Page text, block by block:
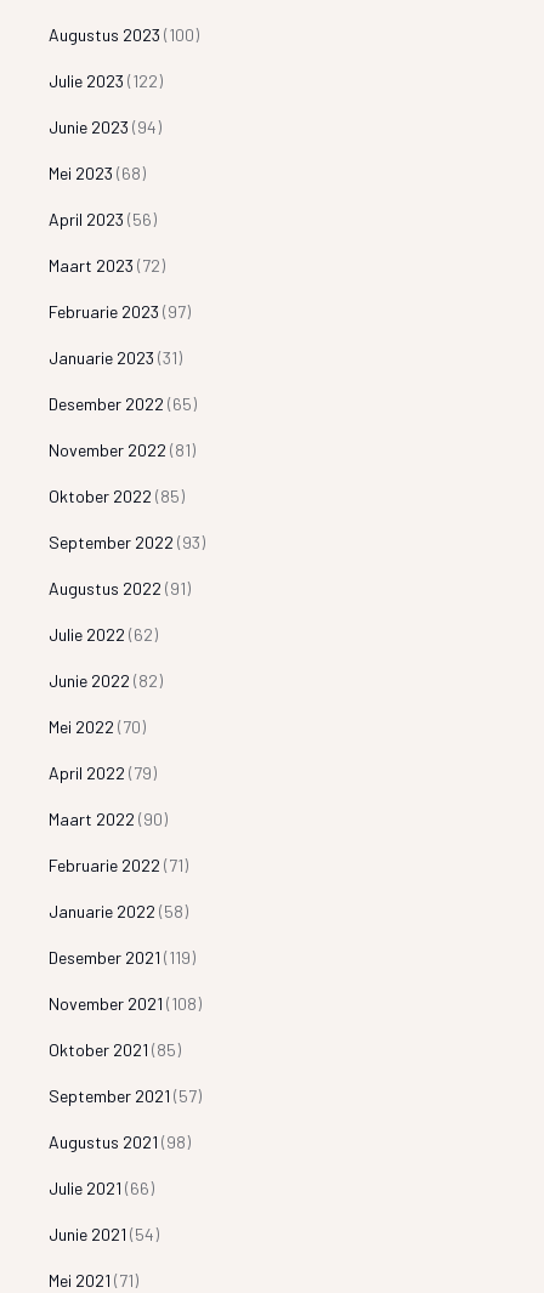
Augustus 2023 (100)
Julie 2023 (122)
Junie 2023 (94)
Mei 2023 (68)
April 2023 (56)
Maart 2023 (72)
Februarie 2023 (97)
Januarie 2023 (31)
Desember 2022 (65)
November 2022 (81)
Oktober 2022 (85)
September 2022 (93)
Augustus 2022 (91)
Julie 2022 (62)
Junie 2022 (82)
Mei 2022 (70)
April 2022 (79)
Maart 2022 (90)
Februarie 2022 (71)
Januarie 2022 (58)
Desember 2021 (119)
November 2021 (108)
Oktober 2021 (85)
September 2021 (57)
Augustus 2021 (98)
Julie 2021 (66)
Junie 2021 (54)
Mei 2021 (71)